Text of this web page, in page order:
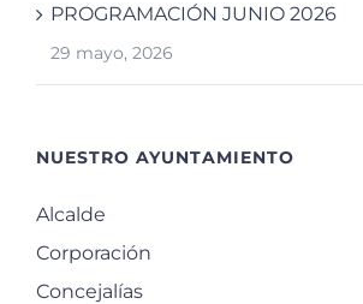
PROGRAMACIÓN JUNIO 2026
29 mayo, 2026
NUESTRO AYUNTAMIENTO
Alcalde
Corporación
Concejalías